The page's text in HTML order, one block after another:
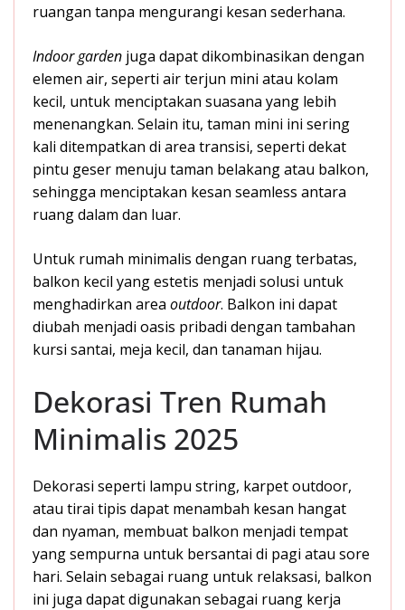
ruangan tanpa mengurangi kesan sederhana.
Indoor garden juga dapat dikombinasikan dengan
elemen air, seperti air terjun mini atau kolam
kecil, untuk menciptakan suasana yang lebih
menenangkan. Selain itu, taman mini ini sering
kali ditempatkan di area transisi, seperti dekat
pintu geser menuju taman belakang atau balkon,
sehingga menciptakan kesan seamless antara
ruang dalam dan luar.
Untuk rumah minimalis dengan ruang terbatas,
balkon kecil yang estetis menjadi solusi untuk
menghadirkan area outdoor. Balkon ini dapat
diubah menjadi oasis pribadi dengan tambahan
kursi santai, meja kecil, dan tanaman hijau.
Dekorasi Tren Rumah
Minimalis 2025
Dekorasi seperti lampu string, karpet outdoor,
atau tirai tipis dapat menambah kesan hangat
dan nyaman, membuat balkon menjadi tempat
yang sempurna untuk bersantai di pagi atau sore
hari. Selain sebagai ruang untuk relaksasi, balkon
ini juga dapat digunakan sebagai ruang kerja